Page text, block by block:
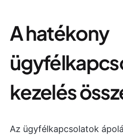
A hatékony
kezelés
Az ügyfélkapcsolatok